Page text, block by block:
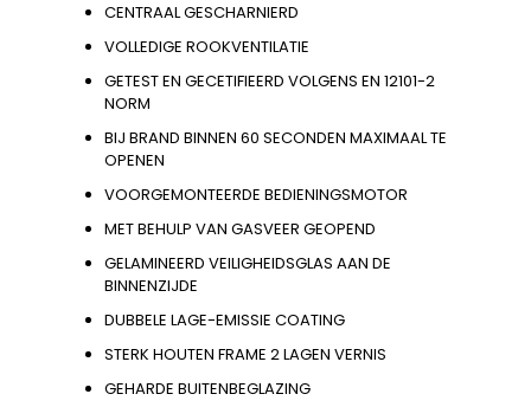
CENTRAAL GESCHARNIERD
VOLLEDIGE ROOKVENTILATIE
GETEST EN GECETIFIEERD VOLGENS EN 12101-2
NORM
BIJ BRAND BINNEN 60 SECONDEN MAXIMAAL TE
OPENEN
VOORGEMONTEERDE BEDIENINGSMOTOR
MET BEHULP VAN GASVEER GEOPEND
GELAMINEERD VEILIGHEIDSGLAS AAN DE
BINNENZIJDE
DUBBELE LAGE-EMISSIE COATING
STERK HOUTEN FRAME 2 LAGEN VERNIS
GEHARDE BUITENBEGLAZING